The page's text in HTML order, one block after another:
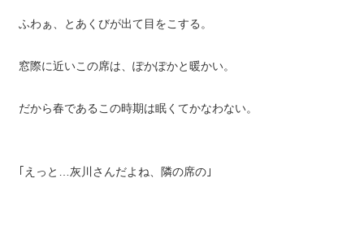
ふわぁ、とあくびが出て目をこする。
窓際に近いこの席は、ぽかぽかと暖かい。
だから春であるこの時期は眠くてかなわない。
｢えっと…灰川さんだよね、隣の席の｣